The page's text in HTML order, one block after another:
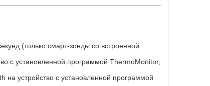
(только смарт-зонды со встроенной
с установленной программой ThermoMonitor,
на устройство с установленной программой